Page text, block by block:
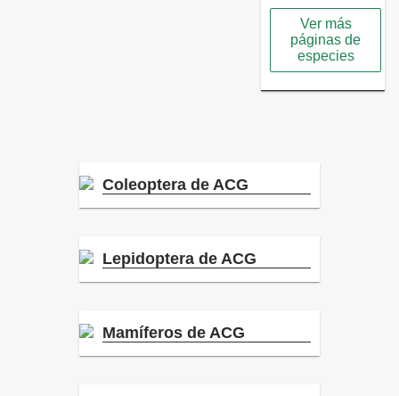
Ver más
páginas de
especies
Coleoptera de ACG
Lepidoptera de ACG
Mamíferos de ACG